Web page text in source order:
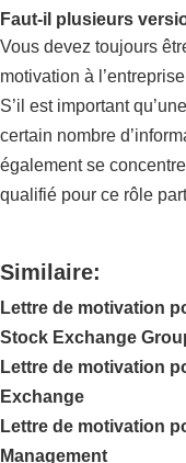
Faut-il plusieurs
Vous devez toujours
motivation à
S’il est important
certain nombre
également se
qualifié pour ce rôle
Similaire:
Lettre de motivation
Stock Exchange
Lettre de motivation
Exchange
Lettre de motivation
Management